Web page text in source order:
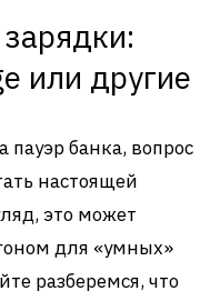
или другие
пауэр банка, вопрос
настоящей
это может
для «умных»
разберемся, что